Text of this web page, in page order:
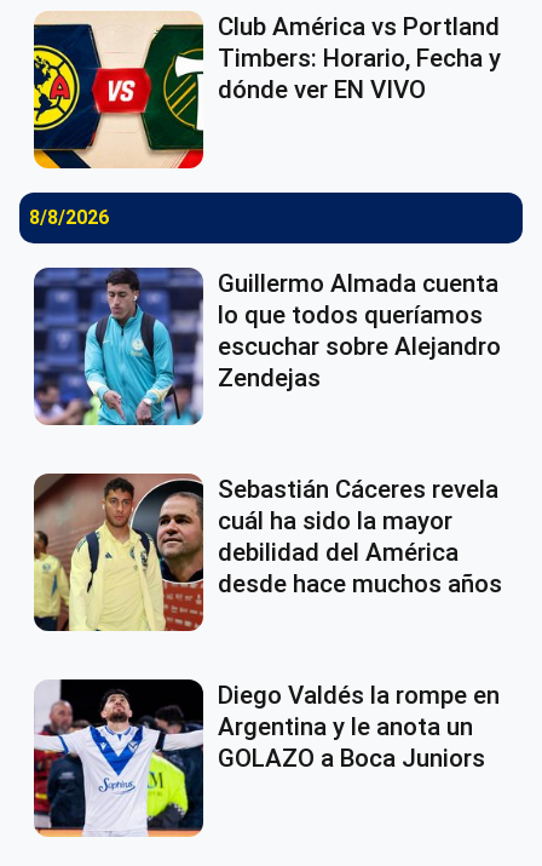
Club América vs Portland
Timbers: Horario, Fecha y
dónde ver EN VIVO
8/8/2026
Guillermo Almada cuenta
lo que todos queríamos
escuchar sobre Alejandro
Zendejas
Sebastián Cáceres revela
cuál ha sido la mayor
debilidad del América
desde hace muchos años
Diego Valdés la rompe en
Argentina y le anota un
GOLAZO a Boca Juniors